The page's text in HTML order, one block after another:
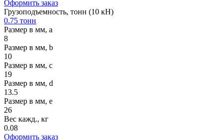
Оформить заказ
Грузоподъемность, тонн (10 кН)
0.75 тонн
Размер в мм, a
8
Размер в мм, b
10
Размер в мм, c
19
Размер в мм, d
13.5
Размер в мм, e
26
Вес кажд., кг
0.08
Оформить заказ